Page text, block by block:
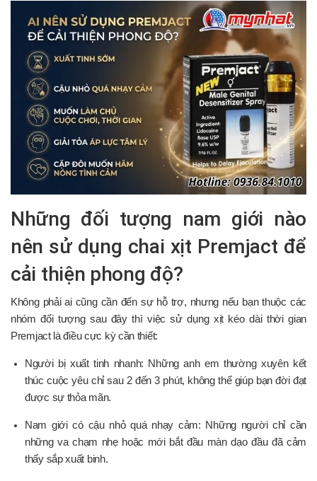
Những đối tượng nam giới nào
nên sử dụng chai xịt Premjact để
cải thiện phong độ?
Không phải ai cũng cần đến sự hỗ trợ, nhưng nếu bạn thuộc các
nhóm đối tượng sau đây thì việc sử dụng xịt kéo dài thời gian
Premjact là điều cực kỳ cần thiết:
Người bị xuất tinh nhanh: Những anh em thường xuyên kết
thúc cuộc yêu chỉ sau 2 đến 3 phút, không thể giúp bạn đời đạt
được sự thỏa mãn.
Nam giới có cậu nhỏ quá nhạy cảm: Những người chỉ cần
những va chạm nhẹ hoặc mới bắt đầu màn dạo đầu đã cảm
thấy sắp xuất binh.